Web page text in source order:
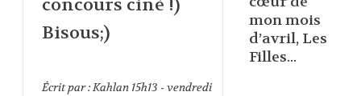
concours ciné !)
Bisous;)
Écrit par :Kahlan 15h13 - vendredi
mon mois
d’avril, Les
Filles...